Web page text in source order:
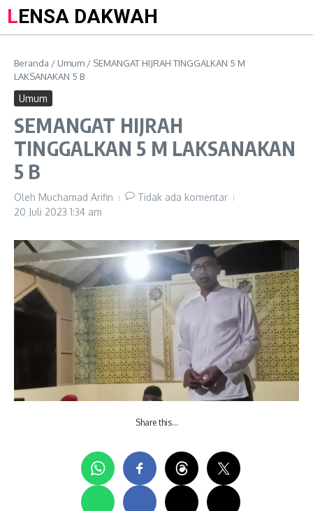
LENSA DAKWAH
Beranda / Umum / SEMANGAT HIJRAH TINGGALKAN 5 M
LAKSANAKAN 5 B
Umum
SEMANGAT HIJRAH
TINGGALKAN 5 M LAKSANAKAN
5 B
Oleh Muchamad Arifin
Tidak ada komentar
20 Juli 2023 1:34 am
Share this…